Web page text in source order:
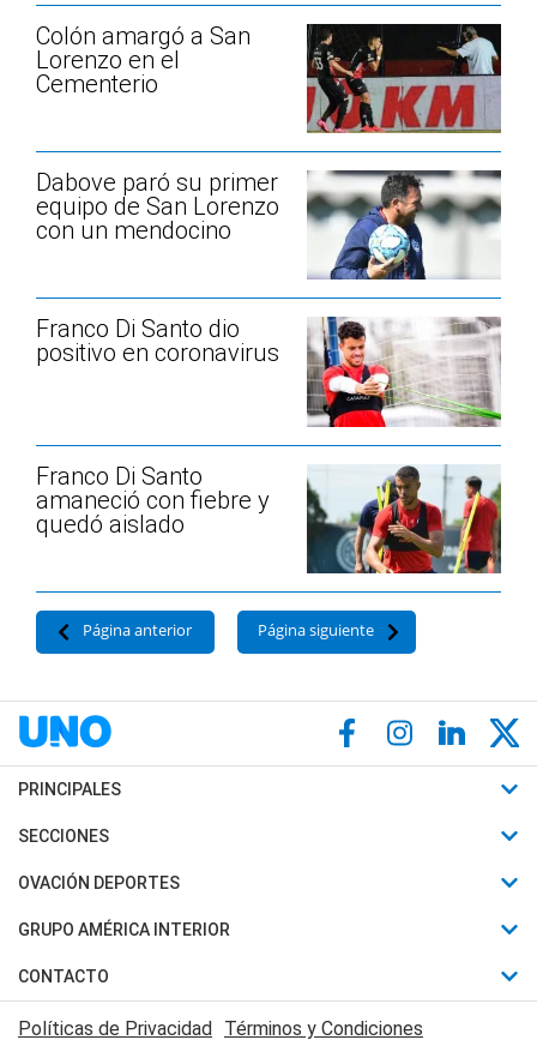
Colón amargó a San
Lorenzo en el
Cementerio
Dabove paró su primer
equipo de San Lorenzo
con un mendocino
Franco Di Santo dio
positivo en coronavirus
Franco Di Santo
amaneció con fiebre y
quedó aislado
Página anterior Página siguiente
PRINCIPALES
Últimas Noticias
Política
Judiciales
Economia
SECCIONES
Horóscopo
Motores
Trucos caseros
Series y Películas
OVACIÓN DEPORTES
Fútbol
Mundial
Automovilismo
Rugby
GRUPO AMÉRICA INTERIOR
Canal 7 en Vivo
CONTACTO
Acerca de Nosotros
Políticas de Privacidad Términos y Condiciones